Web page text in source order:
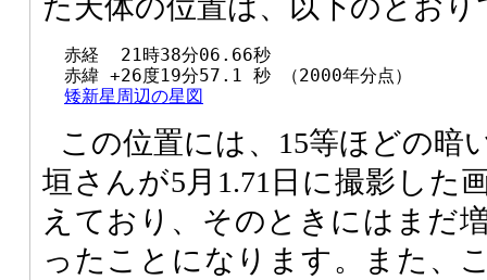
  赤経  21時38分06.66秒
  赤緯 +26度19分57.1 秒 （2000年分点）
矮新星周辺の星図
この位置には、15等ほどの暗
垣さんが5月1.71日に撮影した
えており、そのときにはまだ
ったことになります。また、